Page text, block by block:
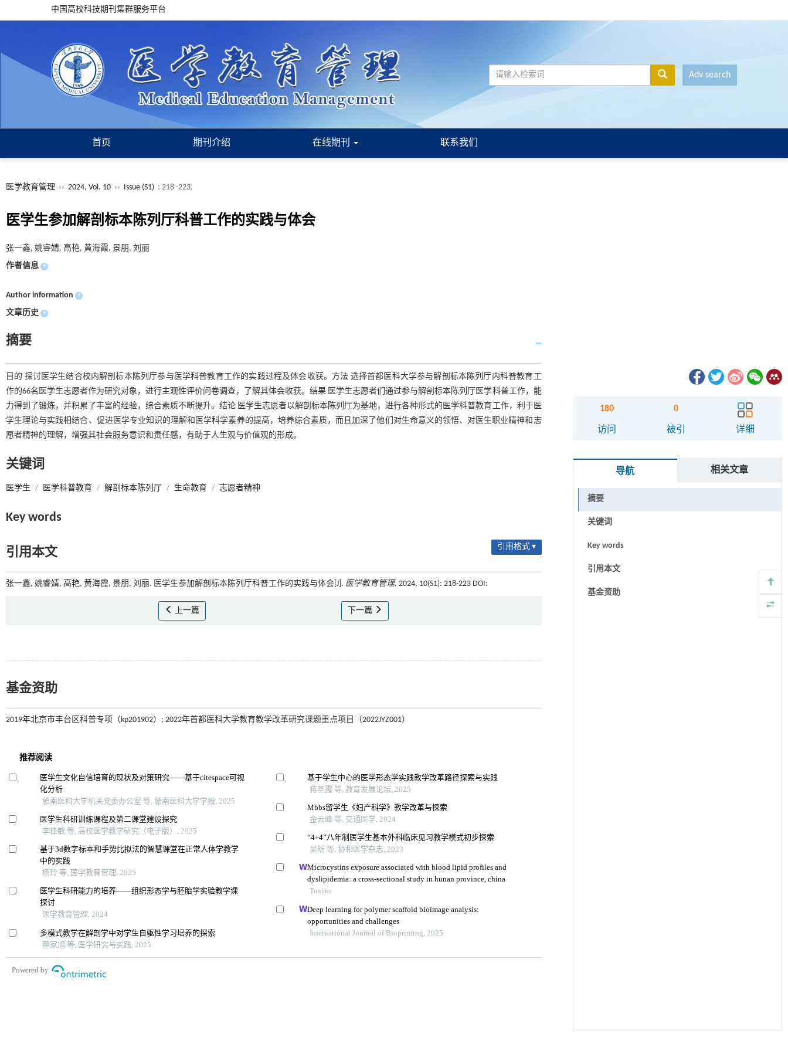
中国高校科技期刊集群服务平台
Adv search
首页 期刊介绍 在线期刊 联系我们
医学教育管理 ›› 2024, Vol. 10 ›› Issue (S1) : 218 -223.
医学生参加解剖标本陈列厅科普工作的实践与体会
张一鑫, 姚睿婧, 高艳, 黄海霞, 景朋, 刘丽
作者信息 +
Author information +
文章历史 +
摘要
目的 探讨医学生结合校内解剖标本陈列厅参与医学科普教育工作的实践过程及体会收获。方法 选择首都医科大学参与解剖标本陈列厅内科普教育工
作的66名医学生志愿者作为研究对象，进行主观性评价问卷调查，了解其体会收获。结果 医学生志愿者们通过参与解剖标本陈列厅医学科普工作，能
力得到了锻炼，并积累了丰富的经验，综合素质不断提升。结论 医学生志愿者以解剖标本陈列厅为基地，进行各种形式的医学科普教育工作，利于医
学生理论与实践相结合、促进医学专业知识的理解和医学科学素养的提高，培养综合素质，而且加深了他们对生命意义的领悟、对医生职业精神和志
愿者精神的理解，增强其社会服务意识和责任感，有助于人生观与价值观的形成。
关键词
医学生 / 医学科普教育 / 解剖标本陈列厅 / 生命教育 / 志愿者精神
Key words
引用本文 引用格式 ▾
张一鑫, 姚睿婧, 高艳, 黄海霞, 景朋, 刘丽. 医学生参加解剖标本陈列厅科普工作的实践与体会[J]. 医学教育管理, 2024, 10(S1): 218-223 DOI:
上一篇 下一篇
基金资助
2019年北京市丰台区科普专项（kp201902）; 2022年首都医科大学教育教学改革研究课题重点项目（2022JYZ001）
180
访问
0
被引 详细
导航 相关文章
摘要
关键词
Key words
引用本文
基金资助